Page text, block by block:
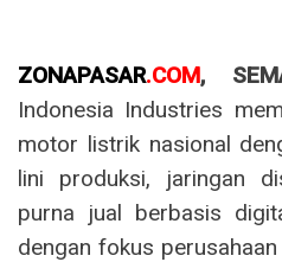
ZONAPASAR.COM,
Indonesia Industries
motor listrik nasional
lini produksi, jaringan
purna jual berbasis
dengan fokus